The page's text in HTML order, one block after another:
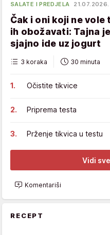
SALATE I PREDJELA 21.07.2026.
Čak i oni koji ne
ih obožavati: Tajna
sjajno ide uz jogurt
3 koraka 30 minuta
Očistite tikvice
Priprema testa
Prženje tikvica u testu
Vidi
Komentariši
RECEPT